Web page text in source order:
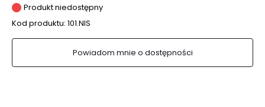
Produkt niedostępny
Kod produktu: 101.NIS
Powiadom mnie o dostępności